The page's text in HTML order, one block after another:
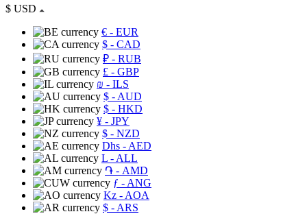
$ USD
€ - EUR
$ - CAD
₽ - RUB
£ - GBP
₪ - ILS
$ - AUD
$ - HKD
¥ - JPY
$ - NZD
Dhs - AED
L - ALL
֏ - AMD
ƒ - ANG
Kz - AOA
$ - ARS